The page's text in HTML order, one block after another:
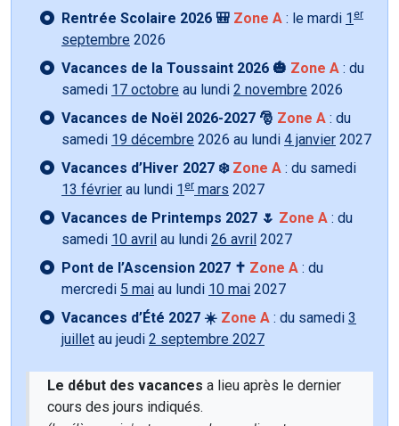
Rentrée Scolaire 2026 🎒 Zone A : le mardi 1 er
septembre 2026
Vacances de la Toussaint 2026 🎃 Zone A : du
samedi 17 octobre au lundi 2 novembre 2026
Vacances de Noël 2026-2027 🎅 Zone A : du
samedi 19 décembre 2026 au lundi 4 janvier 2027
Vacances d’Hiver 2027 ❄️ Zone A : du samedi
13 février au lundi 1 er mars 2027
Vacances de Printemps 2027 🌷 Zone A : du
samedi 10 avril au lundi 26 avril 2027
Pont de l’Ascension 2027 ✝️ Zone A : du
mercredi 5 mai au lundi 10 mai 2027
Vacances d’Été 2027 ☀️ Zone A : du samedi 3
juillet au jeudi 2 septembre 2027
Le début des vacances a lieu après le dernier
cours des jours indiqués.